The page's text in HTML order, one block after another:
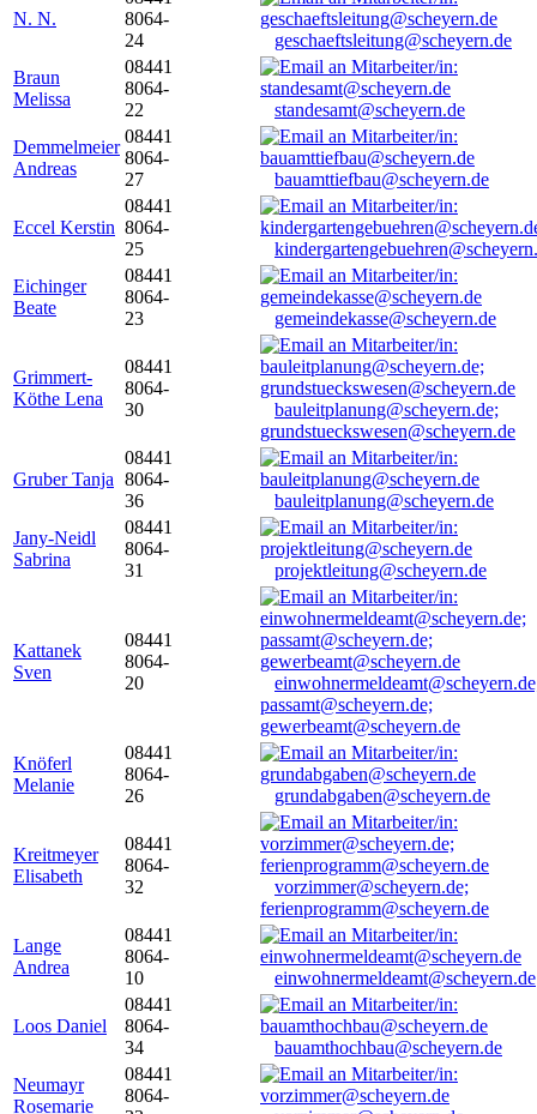
N. N.
8064-
24
geschaeftsleitung@scheyern.de
Braun
Melissa
08441
8064-
22
standesamt@scheyern.de
Demmelmeier
Andreas
08441
8064-
27
bauamttiefbau@scheyern.de
Eccel Kerstin
08441
8064-
25
Eichinger
Beate
08441
8064-
23
gemeindekasse@scheyern.de
Grimmert-
Köthe Lena
08441
8064-
30
bauleitplanung@scheyern.de;
grundstueckswesen@scheyern.de
Gruber Tanja
08441
8064-
36
bauleitplanung@scheyern.de
Jany-Neidl
Sabrina
08441
8064-
31
projektleitung@scheyern.de
Kattanek
Sven
08441
8064-
20
passamt@scheyern.de;
gewerbeamt@scheyern.de
Knöferl
Melanie
08441
8064-
26
grundabgaben@scheyern.de
Kreitmeyer
Elisabeth
08441
8064-
32
vorzimmer@scheyern.de;
ferienprogramm@scheyern.de
Lange
Andrea
08441
8064-
10
einwohnermeldeamt@scheyern.de
Loos Daniel
08441
8064-
34
bauamthochbau@scheyern.de
Neumayr
Rosemarie
08441
8064-